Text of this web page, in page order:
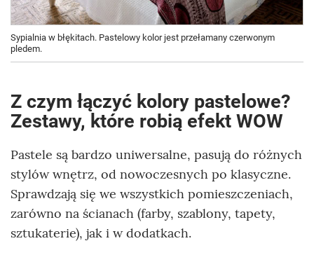
Sypialnia w błękitach. Pastelowy kolor jest przełamany czerwonym
pledem.
Z czym łączyć kolory pastelowe?
Zestawy, które robią efekt WOW
Pastele są bardzo uniwersalne, pasują do różnych
stylów wnętrz, od nowoczesnych po klasyczne.
Sprawdzają się we wszystkich pomieszczeniach,
zarówno na ścianach (farby, szablony, tapety,
sztukaterie), jak i w dodatkach.